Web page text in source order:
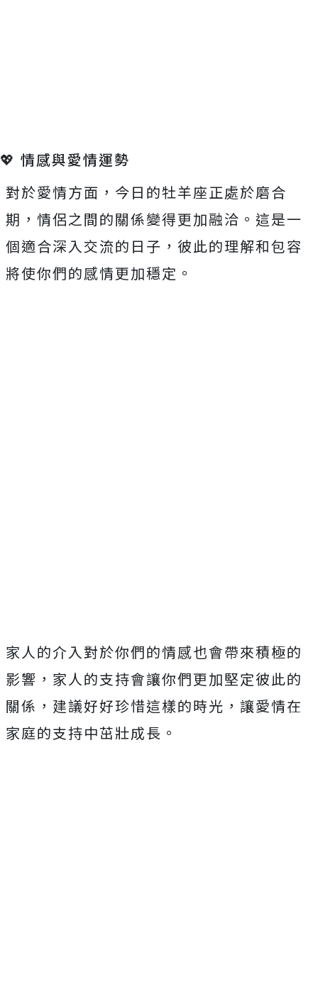
💖 情感與愛情運勢
對於愛情方面，今日的牡羊座正處於磨合
期，情侶之間的關係變得更加融洽。這是一
個適合深入交流的日子，彼此的理解和包容
將使你們的感情更加穩定。
家人的介入對於你們的情感也會帶來積極的
影響，家人的支持會讓你們更加堅定彼此的
關係，建議好好珍惜這樣的時光，讓愛情在
家庭的支持中茁壯成長。